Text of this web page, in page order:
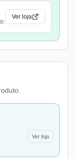
Ver loja
Ver loja